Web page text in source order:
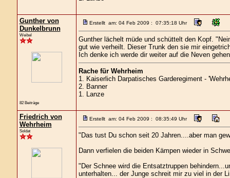
Gunther von
Dunkelbrunn
Weibel
82 Beiträge
Erstellt am: 04 Feb 2009 : 07:35:18 Uhr
Gunther lächelt müde und schüttelt den Kopf.
gut wie verheilt. Dieser Trunk den sie mir
Ich denke ich werde dir weiter auf die Neven
Rache für Wehrheim
1. Kaiserlich Darpatisches Garderegiment -
2. Banner
1. Lanze
Friedrich von
Wehrheim
Soldat
Erstellt am: 04 Feb 2009 : 08:35:49 Uhr
"Das tust Du schon seit 20 Jahren....aber man
Dann verfielen die beiden Kämpen wieder in
"Der Schnee wird die Entsatztruppen
unterhalten... der Junge schreit mir zu viel in der